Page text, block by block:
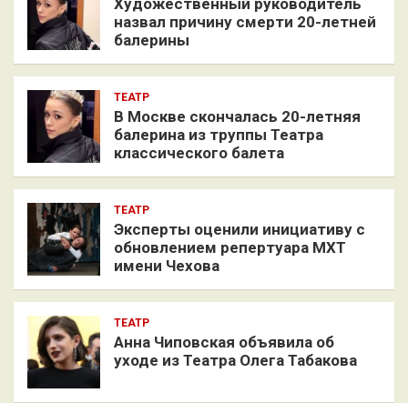
назвал причину смерти 20-летней
балерины
ТЕАТР
В Москве скончалась 20-летняя
балерина из труппы Театра
классического балета
ТЕАТР
Эксперты оценили инициативу с
обновлением репертуара МХТ
имени Чехова
ТЕАТР
Анна Чиповская объявила об
уходе из Театра Олега Табакова